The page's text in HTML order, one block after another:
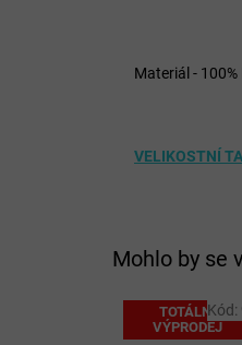
Mohlo by se
TOTÁLNÍ
VÝPRODEJ
Kód:
Materiál -
VELIKOSTNÍ